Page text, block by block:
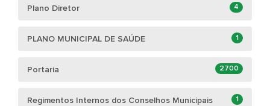
Plano Diretor 4
PLANO MUNICIPAL DE SAÚDE 1
Portaria 2700
Regimentos Internos dos Conselhos Municipais 1